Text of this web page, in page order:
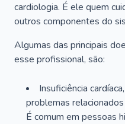
cardiologia. É ele quem
outros componentes do
Algumas das principais
esse profissional, são:
Insuficiência
problemas
É comum em pessoas